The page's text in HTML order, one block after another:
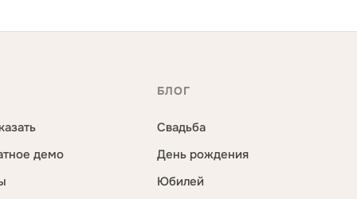
демо
БЛОГ
Свадьба
День рождения
Юбилей